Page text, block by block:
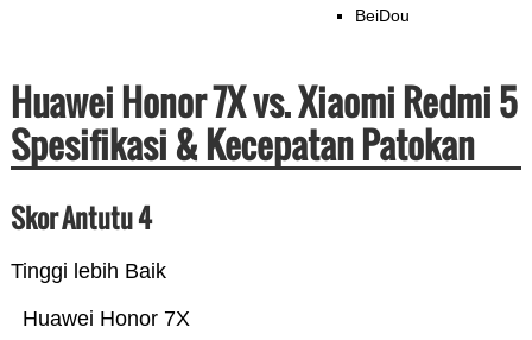
BeiDou
Huawei Honor 7X vs. Xiaomi Redmi 5
Spesifikasi & Kecepatan Patokan
Skor Antutu 4
Tinggi lebih Baik
Huawei Honor 7X